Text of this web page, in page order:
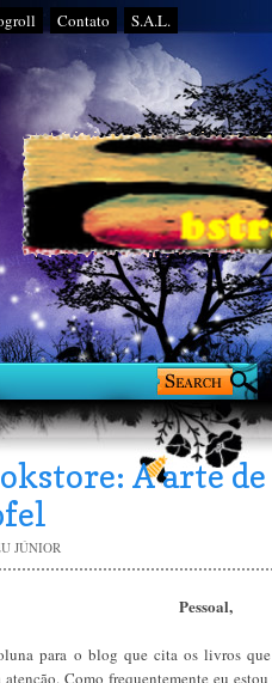
Contato S.A.L.
A arte
JÚNIOR
Pessoal,
para o blog que cita os livros
atenção. Como frequentemente eu